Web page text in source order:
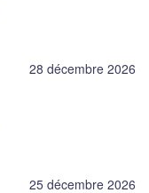
28 décembre 2026
25 décembre 2026